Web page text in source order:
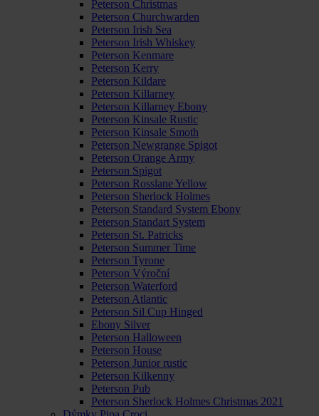
Peterson Christmas
Peterson Churchwarden
Peterson Irish Sea
Peterson Irish Whiskey
Peterson Kenmare
Peterson Kerry
Peterson Kildare
Peterson Killarney
Peterson Killarney Ebony
Peterson Kinsale Rustic
Peterson Kinsale Smoth
Peterson Newgrange Spigot
Peterson Orange Army
Peterson Spigot
Peterson Rosslane Yellow
Peterson Sherlock Holmes
Peterson Standard System Ebony
Peterson Standart System
Peterson St. Patricks
Peterson Summer Time
Peterson Tyrone
Peterson Výroční
Peterson Waterford
Peterson Atlantic
Peterson Sil Cup Hinged
Ebony Silver
Peterson Halloween
Peterson House
Peterson Junior rustic
Peterson Kilkenny
Peterson Pub
Peterson Sherlock Holmes Christmas 2021